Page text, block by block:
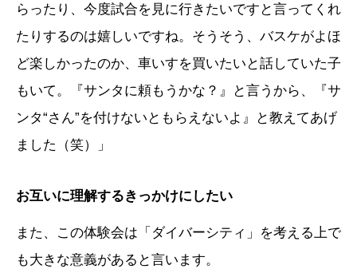
らったり、今度試合を見に行きたいですと言ってくれ
たりするのは嬉しいですね。そうそう、バスケがよほ
ど楽しかったのか、車いすを買いたいと話していた子
もいて。『サンタに頼もうかな？』と言うから、『サ
ンタ“さん”を付けないともらえないよ』と教えてあげ
ました（笑）」
お互いに理解するきっかけにしたい
また、この体験会は「ダイバーシティ」を考える上で
も大きな意義があると言います。